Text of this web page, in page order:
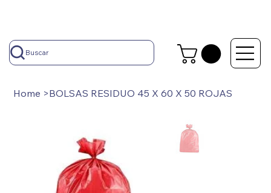
Buscar
Home >BOLSAS RESIDUO 45 X 60 X 50 ROJAS